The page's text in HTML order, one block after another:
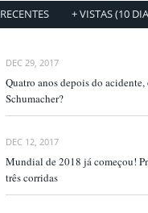
RECENTES + VISTAS (10
DEC 29, 2017
Quatro anos depois do acidente,
Schumacher?
DEC 12, 2017
Mundial de 2018 já começou!
três corridas